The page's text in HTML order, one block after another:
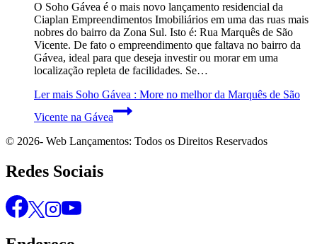
O Soho Gávea é o mais novo lançamento residencial da
Ciaplan Empreendimentos Imobiliários em uma das ruas mais
nobres do bairro da Zona Sul. Isto é: Rua Marquês de São
Vicente. De fato o empreendimento que faltava no bairro da
Gávea, ideal para que deseja investir ou morar em uma
localização repleta de facilidades. Se…
Ler mais Soho Gávea : More no melhor da Marquês de São
Vicente na Gávea
© 2026- Web Lançamentos: Todos os Direitos Reservados
Redes Sociais